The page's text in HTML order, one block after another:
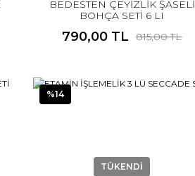
BEDESTEN ÇEYİZLİK ŞASELİ
BOHÇA SETİ 6 LI
790,00 TL 815,00 TL
%14
TÜKENDİ